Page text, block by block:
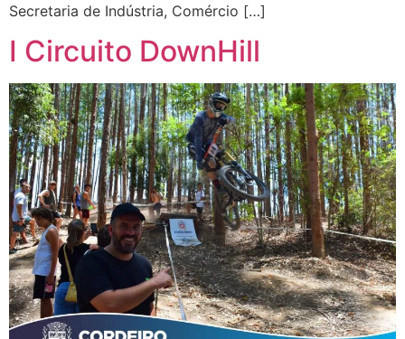
Secretaria de Indústria, Comércio […]
I Circuito DownHill